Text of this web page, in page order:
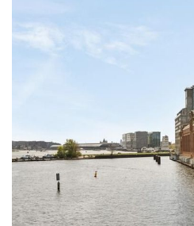
gevolgen daarvan. Alle
zijn indicatief. De koper heeft
naar alle zaken die voor hem of
betrekking tot dit appartement
adviseur van de verkoper. Wij
makelaar in te schakelen die u
aankoopproces. Indien u
adviseren wij u deze tijdig
aankopend makelaar en
(laten) doen. Indien u geen
inschakelt, acht u zichzelf
genoeg om alle zaken die van
overzien.